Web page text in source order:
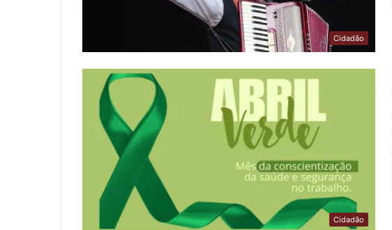
Cidadão
Cidadão